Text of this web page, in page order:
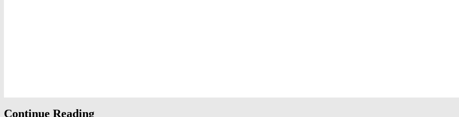
Continue Reading